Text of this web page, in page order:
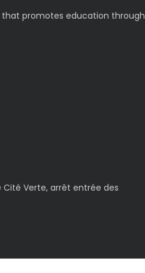
that promotes education through
Cité Verte, arrêt entrée des